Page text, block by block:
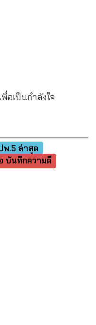
อเป็นกำลังใจ
พ.5 ล่าสุด
บันทึกความดี